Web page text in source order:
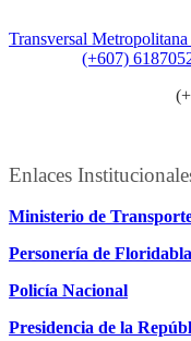
Transversal
(+607)
Enlaces
Ministerio de
Personería de
Policía Nacional
Presidencia de la